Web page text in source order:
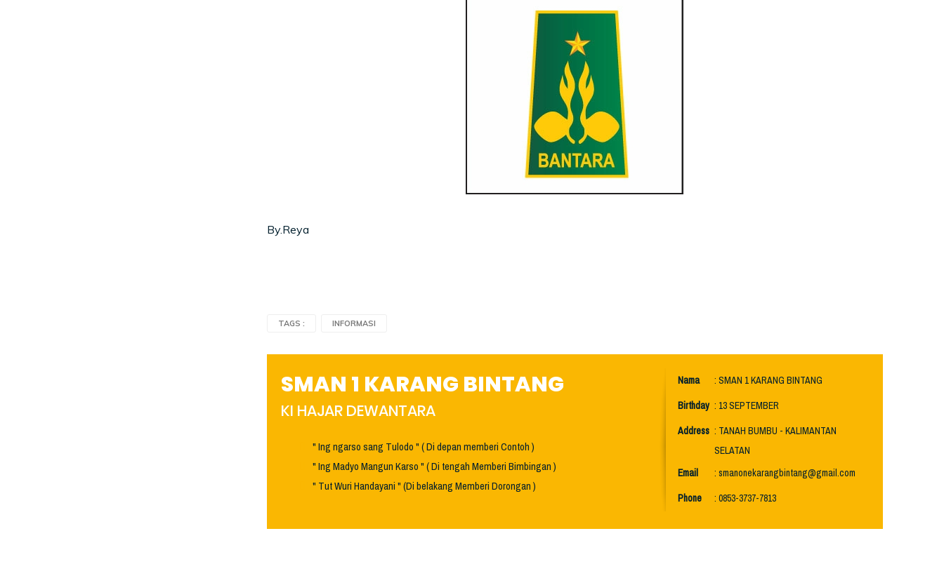
By.Reya
TAGS : INFORMASI
SMAN 1 KARANG BINTANG
KI HAJAR DEWANTARA
" Ing ngarso sang Tulodo " ( Di depan memberi Contoh )
" Ing Madyo Mangun Karso " ( Di tengah Memberi Bimbingan )
" Tut Wuri Handayani " (Di belakang Memberi Dorongan )
Nama
: SMAN 1 KARANG BINTANG
Birthday : 13 SEPTEMBER
Address : TANAH BUMBU - KALIMANTAN
SELATAN
Email
: smanonekarangbintang@gmail.com
Phone
: 0853-3737-7813